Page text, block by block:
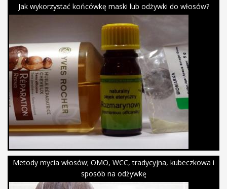
Jak wykorzystać końcówkę maski lub odżywki do włosów?
Metody mycia włosów; OMO, WCC, tradycyjna, kubeczkowa i
sposób na odżywkę